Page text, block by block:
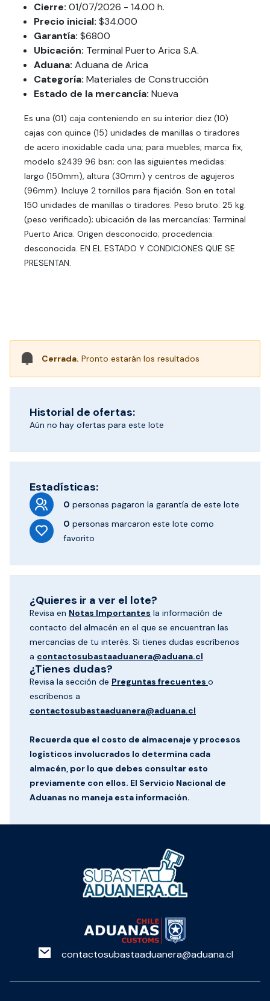
Cierre: 01/07/2026 - 14.00 h.
Precio inicial: $34.000
Garantía: $6800
Ubicación: Terminal Puerto Arica S.A.
Aduana: Aduana de Arica
Categoría: Materiales de Construcción
Estado de la mercancía: Nueva
Es una (01) caja conteniendo en su interior diez (10)
cajas con quince (15) unidades de manillas o tiradores
de acero inoxidable cada una; para muebles; marca fix,
modelo s2439 96 bsn; con las siguientes medidas:
largo (150mm), altura (30mm) y centros de agujeros
(96mm). Incluye 2 tornillos para fijación. Son en total
150 unidades de manillas o tiradores. Peso bruto: 25 kg.
(peso verificado); ubicación de las mercancías: Terminal
Puerto Arica. Origen desconocido; procedencia:
desconocida. EN EL ESTADO Y CONDICIONES QUE SE
PRESENTAN.
Cerrada. Pronto estarán los resultados
Historial de ofertas:
Aún no hay ofertas para este lote
Estadísticas:
0 personas pagaron la garantía de este lote
0 personas marcaron este lote como
favorito
¿Quieres ir a ver el lote?
Revisa en Notas Importantes la información de
contacto del almacén en el que se encuentran las
mercancías de tu interés. Si tienes dudas escríbenos
a contactosubastaaduanera@aduana.cl
¿Tienes dudas?
Revisa la sección de Preguntas frecuentes o
escríbenos a
contactosubastaaduanera@aduana.cl
Recuerda que el costo de almacenaje y procesos
logísticos involucrados lo determina cada
almacén, por lo que debes consultar esto
previamente con ellos. El Servicio Nacional de
Aduanas no maneja esta información.
contactosubastaaduanera@aduana.cl